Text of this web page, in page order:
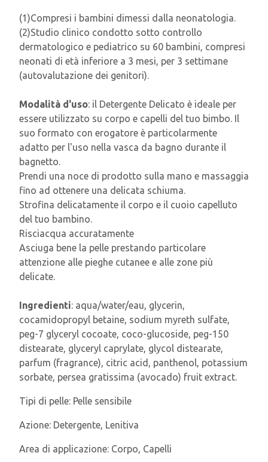
(1)Compresi i bambini dimessi dalla neonatologia.
(2)Studio clinico condotto sotto controllo
dermatologico e pediatrico su 60 bambini, compresi
neonati di età inferiore a 3 mesi, per 3 settimane
(autovalutazione dei genitori).
Modalità d'uso: il Detergente Delicato è ideale per
essere utilizzato su corpo e capelli del tuo bimbo. Il
suo formato con erogatore è particolarmente
adatto per l'uso nella vasca da bagno durante il
bagnetto.
Prendi una noce di prodotto sulla mano e massaggia
fino ad ottenere una delicata schiuma.
Strofina delicatamente il corpo e il cuoio capelluto
del tuo bambino.
Risciacqua accuratamente
Asciuga bene la pelle prestando particolare
attenzione alle pieghe cutanee e alle zone più
delicate.
Ingredienti: aqua/water/eau, glycerin,
cocamidopropyl betaine, sodium myreth sulfate,
peg-7 glyceryl cocoate, coco-glucoside, peg-150
distearate, glyceryl caprylate, glycol distearate,
parfum (fragrance), citric acid, panthenol, potassium
sorbate, persea gratissima (avocado) fruit extract.
Tipi di pelle: Pelle sensibile
Azione: Detergente, Lenitiva
Area di applicazione: Corpo, Capelli